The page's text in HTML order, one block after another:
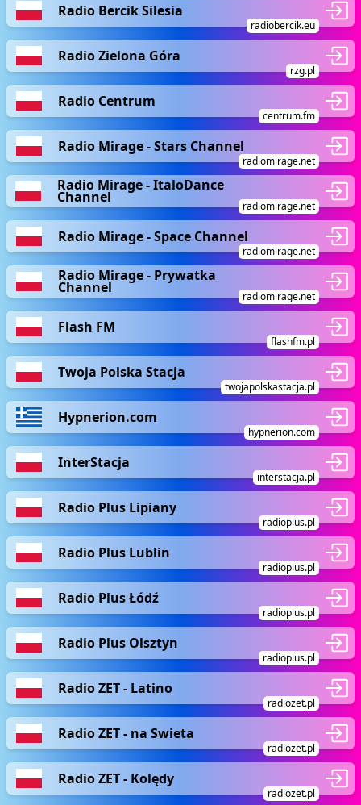
Radio Bercik Silesia
radiobercik.eu
Radio Zielona Góra
rzg.pl
Radio Centrum
centrum.fm
Radio Mirage - Stars Channel
radiomirage.net
Radio Mirage - ItaloDance
Channel
radiomirage.net
Radio Mirage - Space Channel
radiomirage.net
Radio Mirage - Prywatka
Channel
radiomirage.net
Flash FM
flashfm.pl
Twoja Polska Stacja
twojapolskastacja.pl
Hypnerion.com
hypnerion.com
InterStacja
interstacja.pl
Radio Plus Lipiany
radioplus.pl
Radio Plus Lublin
radioplus.pl
Radio Plus Łódź
radioplus.pl
Radio Plus Olsztyn
radioplus.pl
Radio ZET - Latino
radiozet.pl
Radio ZET - na Swieta
radiozet.pl
Radio ZET - Kolędy
radiozet.pl